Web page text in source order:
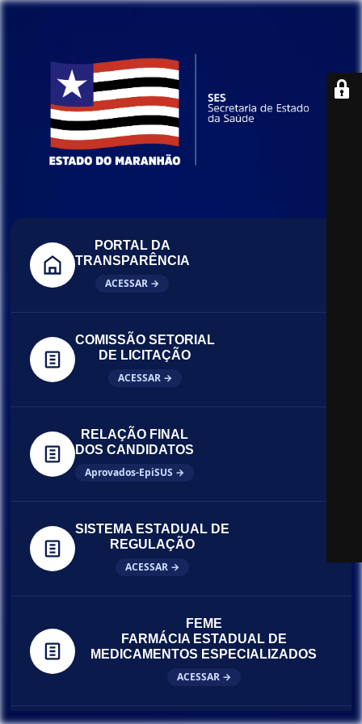
PORTAL DA
TRANSPARÊNCIA
ACESSAR →
COMISSÃO SETORIAL
DE LICITAÇÃO
ACESSAR →
RELAÇÃO FINAL
DOS CANDIDATOS
Aprovados-EpiSUS →
SISTEMA ESTADUAL DE
REGULAÇÃO
ACESSAR →
FEME
FARMÁCIA ESTADUAL DE
MEDICAMENTOS ESPECIALIZADOS
ACESSAR →